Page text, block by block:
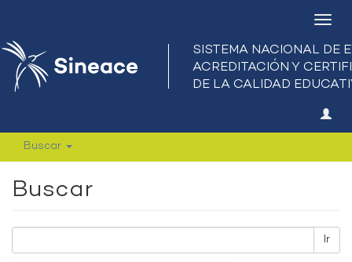
Buscar
Buscar
Ir